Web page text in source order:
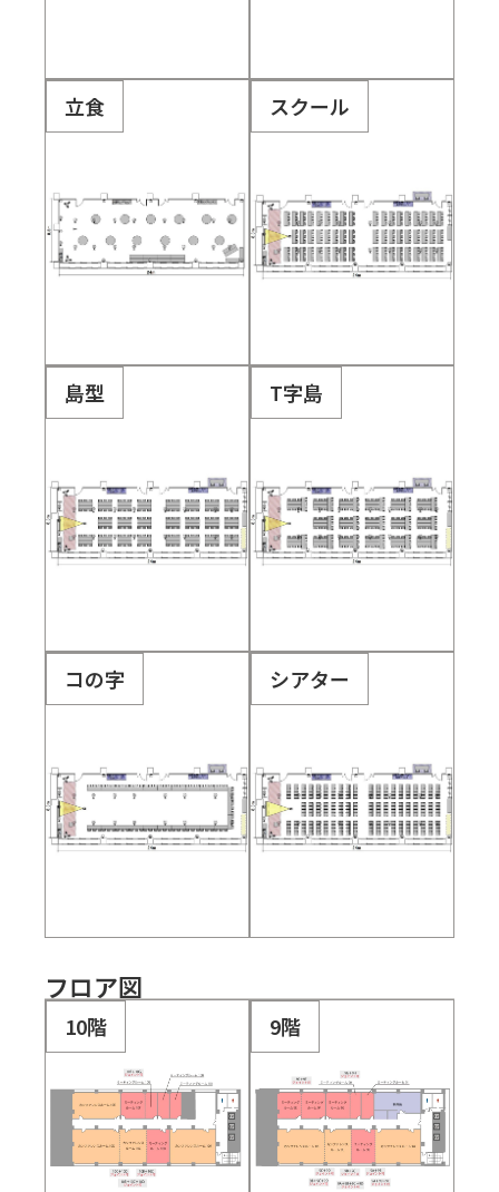
立食 スクール
島型 T字島
コの字 シアター
フロア図
10階 9階